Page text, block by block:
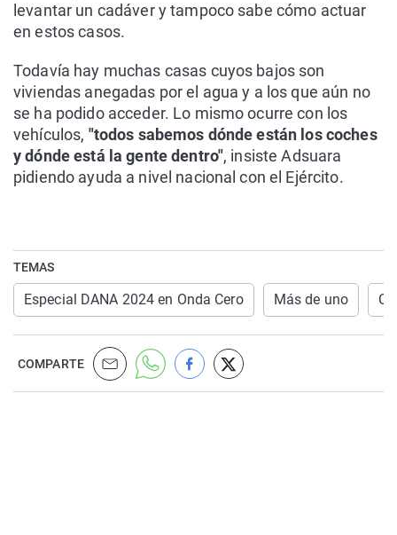
levantar un cadáver y tampoco sabe cómo actuar
en estos casos.
Todavía hay muchas casas cuyos bajos son
viviendas anegadas por el agua y a los que aún no
se ha podido acceder. Lo mismo ocurre con los
vehículos, "todos sabemos dónde están los coches
y dónde está la gente dentro", insiste Adsuara
pidiendo ayuda a nivel nacional con el Ejército.
TEMAS
Especial DANA 2024 en Onda Cero Más de uno
COMPARTE